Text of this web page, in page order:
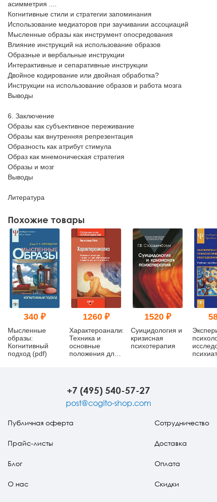
асимметрия ....
Когнитивные стили и стратегии запоминания
Использование медиаторов при заучивании ассоциаций
Мысленные образы как инструмент опосредования
Влияние инструкций на использование образов
Образные и вербальные инструкции
Интерактивные и сепаративные инструкции
Двойное кодирование или двойная обработка?
Инструкции на использование образов и работа мозга
Выводы
6. Заключение
Образы как субъективное переживание
Образы как внутренняя репрезентация
Образность как атрибут стимула
Образ как мнемоническая стратегия
Образы и мозг
Выводы
Литература
Похожие товары
340 ₽
Мысленные
образы:
Когнитивный
подход (pdf)
1260 ₽
Характероанализ:
Техника и
основные
положения для
1520 ₽
Суицидология и
кризисная
психотерапия
+7 (495) 540-57-27
post@cogito-shop.com
Публичная оферта
Прайс-листы
Блог
О нас
Сотрудничество
Доставка
Оплата
Скидки